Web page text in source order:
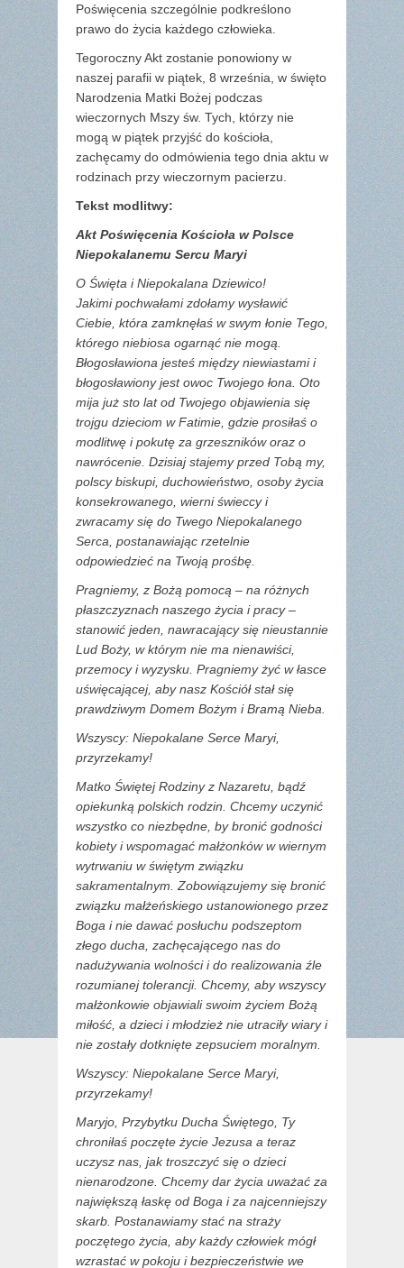
Poświęcenia szczególnie podkreślono
prawo do życia każdego człowieka.
Tegoroczny Akt zostanie ponowiony w
naszej parafii w piątek, 8 września, w święto
Narodzenia Matki Bożej podczas
wieczornych Mszy św. Tych, którzy nie
mogą w piątek przyjść do kościoła,
zachęcamy do odmówienia tego dnia aktu w
rodzinach przy wieczornym pacierzu.
Tekst modlitwy:
Akt Poświęcenia Kościoła w Polsce
Niepokalanemu Sercu Maryi
O Święta i Niepokalana Dziewico!
Jakimi pochwałami zdołamy wysławić
Ciebie, która zamknęłaś w swym łonie Tego,
którego niebiosa ogarnąć nie mogą.
Błogosławiona jesteś między niewiastami i
błogosławiony jest owoc Twojego łona. Oto
mija już sto lat od Twojego objawienia się
trojgu dzieciom w Fatimie, gdzie prosiłaś o
modlitwę i pokutę za grzeszników oraz o
nawrócenie. Dzisiaj stajemy przed Tobą my,
polscy biskupi, duchowieństwo, osoby życia
konsekrowanego, wierni świeccy i
zwracamy się do Twego Niepokalanego
Serca, postanawiając rzetelnie
odpowiedzieć na Twoją prośbę.
Pragniemy, z Bożą pomocą – na różnych
płaszczyznach naszego życia i pracy –
stanowić jeden, nawracający się nieustannie
Lud Boży, w którym nie ma nienawiści,
przemocy i wyzysku. Pragniemy żyć w łasce
uświęcającej, aby nasz Kościół stał się
prawdziwym Domem Bożym i Bramą Nieba.
Wszyscy: Niepokalane Serce Maryi,
przyrzekamy!
Matko Świętej Rodziny z Nazaretu, bądź
opiekunką polskich rodzin. Chcemy uczynić
wszystko co niezbędne, by bronić godności
kobiety i wspomagać małżonków w wiernym
wytrwaniu w świętym związku
sakramentalnym. Zobowiązujemy się bronić
związku małżeńskiego ustanowionego przez
Boga i nie dawać posłuchu podszeptom
złego ducha, zachęcającego nas do
nadużywania wolności i do realizowania źle
rozumianej tolerancji. Chcemy, aby wszyscy
małżonkowie objawiali swoim życiem Bożą
miłość, a dzieci i młodzież nie utraciły wiary i
nie zostały dotknięte zepsuciem moralnym.
Wszyscy: Niepokalane Serce Maryi,
przyrzekamy!
Maryjo, Przybytku Ducha Świętego, Ty
chroniłaś poczęte życie Jezusa a teraz
uczysz nas, jak troszczyć się o dzieci
nienarodzone. Chcemy dar życia uważać za
największą łaskę od Boga i za najcenniejszy
skarb. Postanawiamy stać na straży
poczętego życia, aby każdy człowiek mógł
wzrastać w pokoju i bezpieczeństwie we